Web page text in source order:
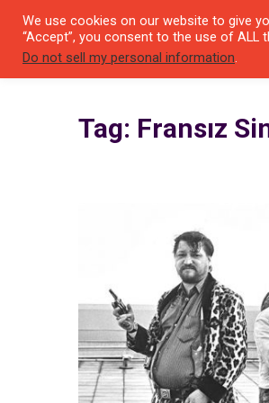
Tag: Fransız
We use cookies on our website to give
“Accept”, you consent to the use of ALL
Do not sell my personal information.